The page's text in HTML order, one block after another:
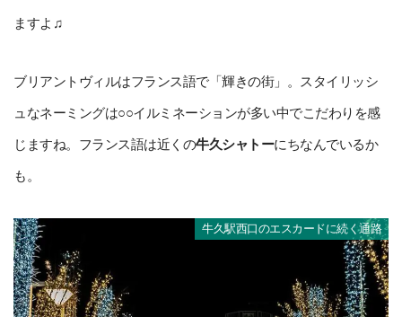
ますよ♫
ブリアントヴィルはフランス語で「輝きの街」。スタイリッシ
ュなネーミングは○○イルミネーションが多い中でこだわりを感
じますね。フランス語は近くの牛久シャトーにちなんでいるか
も。
牛久駅西口のエスカードに続く通路